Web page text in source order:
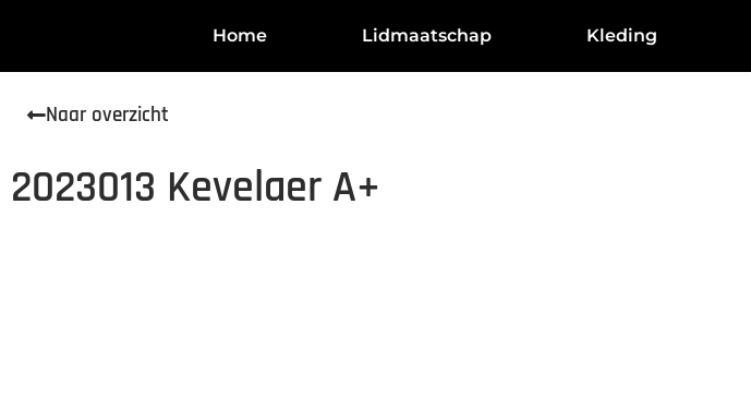
Home Lidmaatschap Kleding
Naar overzicht
2023013 Kevelaer A+